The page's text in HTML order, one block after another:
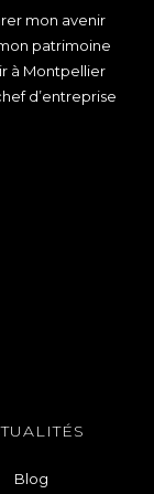
mon avenir
patrimoine
à Montpellier
d’entreprise
Blog